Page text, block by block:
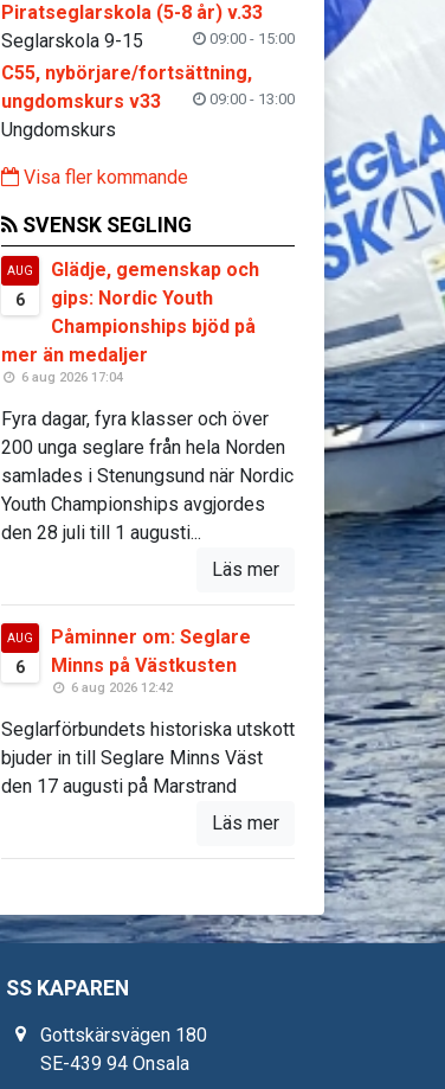
Piratseglarskola (5-8 år) v.33
09:00 - 15:00
Seglarskola 9-15
C55, nybörjare/fortsättning,
ungdomskurs v33
09:00 - 13:00
Ungdomskurs
Visa fler kommande
SVENSK SEGLING
AUG
6
Glädje, gemenskap och
gips: Nordic Youth
Championships bjöd på
mer än medaljer
6 aug 2026 17:04
Fyra dagar, fyra klasser och över
200 unga seglare från hela Norden
samlades i Stenungsund när Nordic
Youth Championships avgjordes
den 28 juli till 1 augusti...
Läs mer
AUG
6
Påminner om: Seglare
Minns på Västkusten
6 aug 2026 12:42
Seglarförbundets historiska utskott
bjuder in till Seglare Minns Väst
den 17 augusti på Marstrand
Läs mer
SS KAPAREN
Gottskärsvägen 180
SE-439 94 Onsala